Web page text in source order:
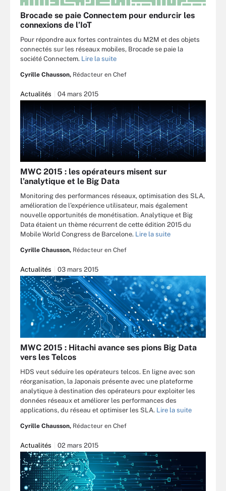
Brocade se paie Connectem pour endurcir les
connexions de l’IoT
Pour répondre aux fortes contraintes du M2M et des objets
connectés sur les réseaux mobiles, Brocade se paie la
société Connectem. Lire la suite
Cyrille Chausson, Rédacteur en Chef
Actualités 04 mars 2015
MWC 2015 : les opérateurs misent sur
l’analytique et le Big Data
Monitoring des performances réseaux, optimisation des SLA,
amélioration de l’expérience utilisateur, mais également
nouvelle opportunités de monétisation. Analytique et Big
Data étaient un thème récurrent de cette édition 2015 du
Mobile World Congress de Barcelone. Lire la suite
Cyrille Chausson, Rédacteur en Chef
Actualités 03 mars 2015
MWC 2015 : Hitachi avance ses pions Big Data
vers les Telcos
HDS veut séduire les opérateurs telcos. En ligne avec son
réorganisation, la Japonais présente avec une plateforme
analytique à destination des opérateurs pour exploiter les
données réseaux et améliorer les performances des
applications, du réseau et optimiser les SLA. Lire la suite
Cyrille Chausson, Rédacteur en Chef
Actualités 02 mars 2015